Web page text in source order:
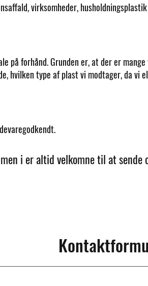
virksomheder,
på forhånd. Grunden er, at der er
hvilken type af plast vi modtager, da vi
i er altid velkomne til at sende